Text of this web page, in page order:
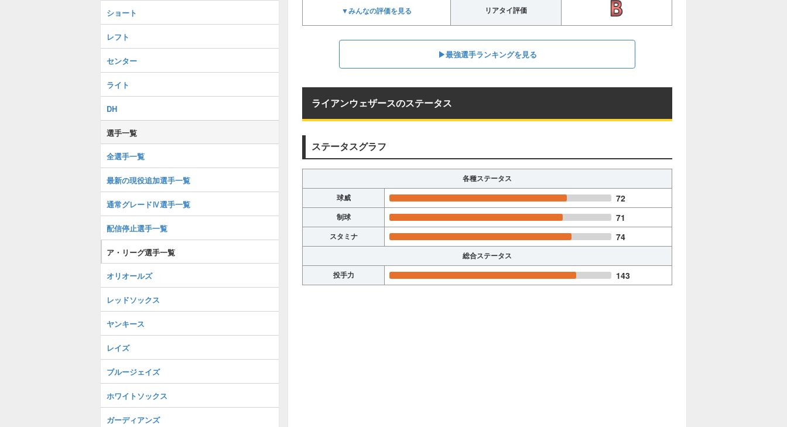
▼みんなの評価を見る リアタイ評価
▶︎最強選手ランキングを見る
ライアンウェザースのステータス
ステータスグラフ
各種ステータス
球威
72
制球 71
スタミナ 74
総合ステータス
投手力
143
ショート
レフト
センター
ライト
DH
選手一覧
全選手一覧
最新の現役追加選手一覧
通常グレードⅣ選手一覧
配信停止選手一覧
ア・リーグ選手一覧
オリオールズ
レッドソックス
ヤンキース
レイズ
ブルージェイズ
ホワイトソックス
ガーディアンズ